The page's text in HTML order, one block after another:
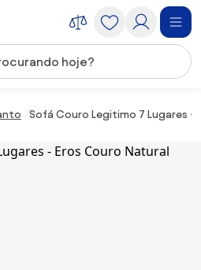
Sofá Couro Legitimo 7 Lugares -